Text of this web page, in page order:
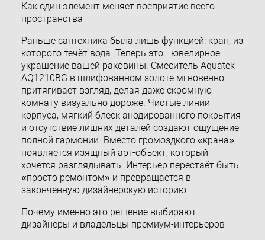
Как один элемент меняет восприятие всего
пространства
Раньше сантехника была лишь функцией: кран, из
которого течёт вода. Теперь это - ювелирное
украшение вашей раковины. Смеситель Aquatek
AQ1210BG в шлифованном золоте мгновенно
притягивает взгляд, делая даже скромную
комнату визуально дороже. Чистые линии
корпуса, мягкий блеск анодированного покрытия
и отсутствие лишних деталей создают ощущение
полной гармонии. Вместо громоздкого «крана»
появляется изящный арт-объект, который
хочется разглядывать. Интерьер перестаёт быть
«просто ремонтом» и превращается в
законченную дизайнерскую историю.
Почему именно это решение выбирают
дизайнеры и владельцы премиум-интерьеров